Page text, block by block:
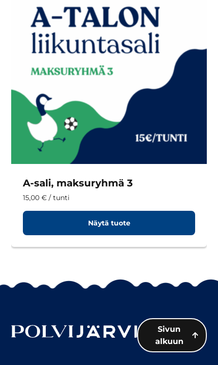
A-sali, maksuryhmä 3
15,00 € / tunti
Näytä tuote
Sivun
alkuun